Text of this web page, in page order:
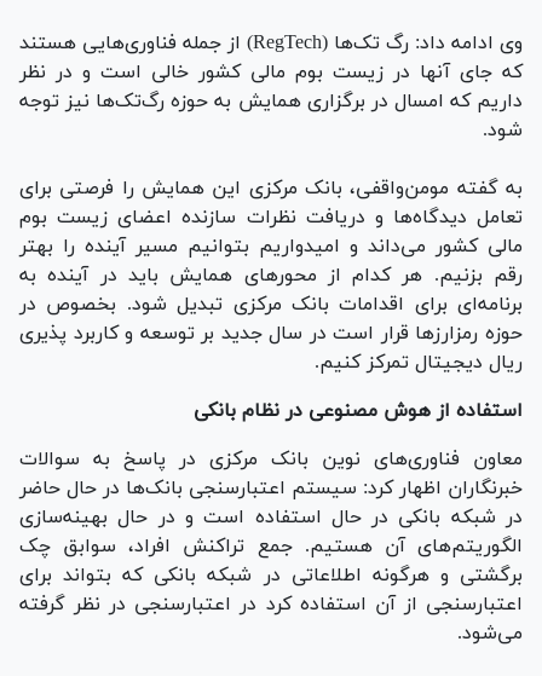
وی ادامه داد: رگ تک‌ها (RegTech) از جمله فناوری‌هایی هستند
که جای آنها در زیست بوم مالی کشور خالی است و در نظر
داریم که امسال در برگزاری همایش به حوزه رگ‌تک‌ها نیز توجه
شود.
به گفته مومن‌واقفی، بانک مرکزی این همایش را فرصتی برای
تعامل دیدگاه‌ها و دریافت نظرات سازنده اعضای زیست بوم
مالی کشور می‌داند و امیدواریم بتوانیم مسیر آینده را بهتر
رقم بزنیم. هر کدام از محور‌های همایش باید در آینده به
برنامه‌ای برای اقدامات بانک مرکزی تبدیل شود. بخصوص در
حوزه رمزارز‌ها قرار است در سال جدید بر توسعه و کاربرد پذیری
ریال دیجیتال تمرکز کنیم.
استفاده از هوش مصنوعی در نظام بانکی
معاون فناوری‌های نوین بانک مرکزی در پاسخ به سوالات
خبرنگاران اظهار کرد: سیستم اعتبارسنجی بانک‌ها در حال حاضر
در شبکه بانکی در حال استفاده است و در حال بهینه‌سازی
الگوریتم‌های آن هستیم. جمع تراکنش افراد، سوابق چک
برگشتی و هرگونه اطلاعاتی در شبکه بانکی که بتواند برای
اعتبارسنجی از آن استفاده کرد در اعتبارسنجی در نظر گرفته
می‌شود.